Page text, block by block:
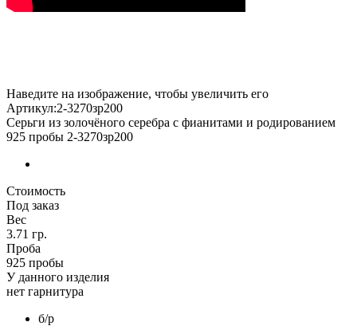
Наведите на изображение, чтобы увеличить его
Артикул:2-3270зр200
Серьги из золочёного серебра с фианитами и родированием
925 пробы 2-3270зр200
Стоимость
Под заказ
Вес
3.71 гр.
Проба
925 пробы
У данного изделия
нет гарнитура
б/р